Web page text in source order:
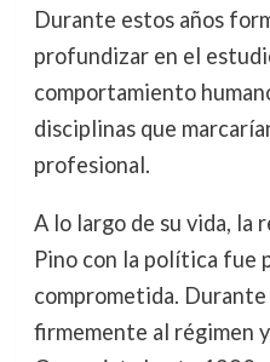
Durante estos años
profundizar en el
comportamiento
disciplinas que
profesional.
A lo largo de su vida, la
Pino con la política fue
comprometida.
firmemente al régimen